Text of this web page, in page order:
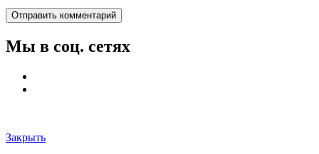
Мы в соц. сетях
Закрыть